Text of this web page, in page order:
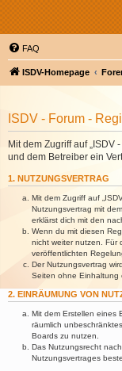
FAQ
ISDV-Homepage
ISDV - Forum -
Mit dem Zugriff auf „ISDV
und dem Betreiber ein
1. NUTZUNGSVERTRAG
Mit dem Zugriff auf
Nutzungsvertrag mit
erklärst dich mit den
Wenn du mit diesen
nicht weiter nutzen. Für
veröffentlichten
Der Nutzungsvertrag
Seiten ohne Einhaltung
2. EINRÄUMUNG VON
Mit dem Erstellen eines
räumlich
Boards zu nutzen.
Das Nutzungsrecht
Nutzungsvertrages